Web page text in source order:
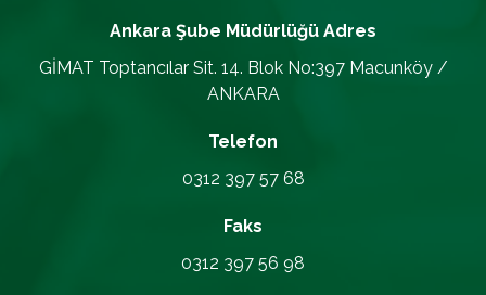
Ankara Şube Müdürlüğü Adres
GİMAT Toptancılar Sit. 14. Blok No:397 Macunköy /
ANKARA
Telefon
0312 397 57 68
Faks
0312 397 56 98